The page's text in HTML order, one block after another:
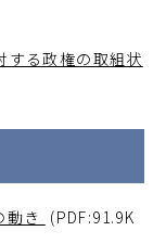
る政権の取組状
き
(PDF:91.9K